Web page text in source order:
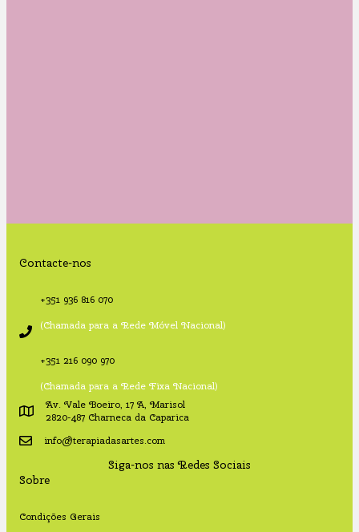
Contacte-nos
+351 936 816 070
(Chamada para a Rede Móvel Nacional)
+351 216 090 970
(Chamada para a Rede Fixa Nacional)
Av. Vale Boeiro, 17 A, Marisol
2820-487 Charneca da Caparica
info@terapiadasartes.com
Siga-nos nas Redes Sociais
Sobre
Condições Gerais